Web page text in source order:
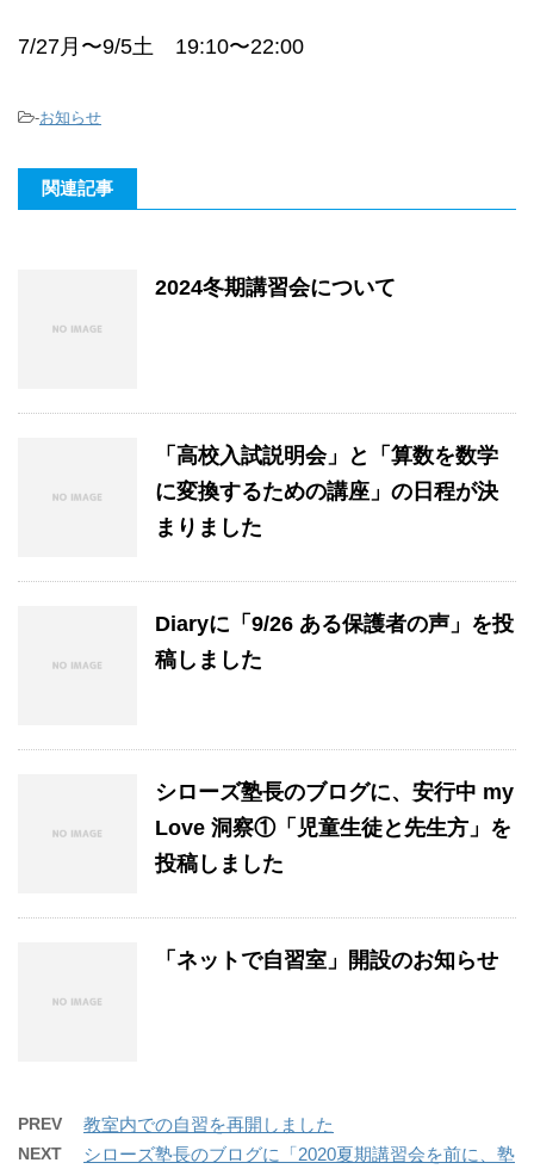
7/27月〜9/5土 19:10〜22:00
-お知らせ
関連記事
2024冬期講習会について
「高校入試説明会」と「算数を数学
に変換するための講座」の日程が決
まりました
Diaryに「9/26 ある保護者の声」を投
稿しました
シローズ塾長のブログに、安行中 my
Love 洞察①「児童生徒と先生方」を
投稿しました
「ネットで自習室」開設のお知らせ
PREV 教室内での自習を再開しました
NEXT シローズ塾長のブログに「2020夏期講習会を前に、塾